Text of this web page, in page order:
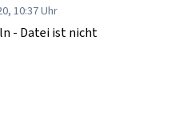
10:37 Uhr
- Datei ist nicht